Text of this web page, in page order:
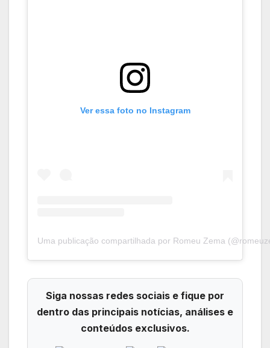
Ver essa foto no Instagram
Uma publicação compartilhada por Romeu Zema
Siga nossas redes sociais e fique por
dentro das principais notícias, análises e
conteúdos exclusivos.